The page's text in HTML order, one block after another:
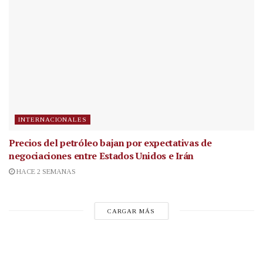
INTERNACIONALES
Precios del petróleo bajan por expectativas de
negociaciones entre Estados Unidos e Irán
HACE 2 SEMANAS
CARGAR MÁS